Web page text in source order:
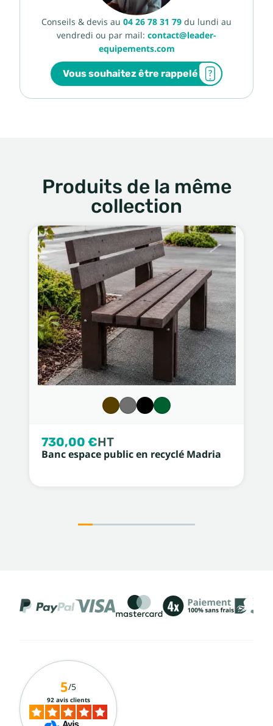
Conseils & devis au 04 26 78 31 79 du lundi au
vendredi ou par mail: contact@leader-
equipements.com
Vous souhaitez être rappelé
Produits de la même
collection
730,00 €HT
Banc espace public en recyclé Madria
5/5
92 avis clients